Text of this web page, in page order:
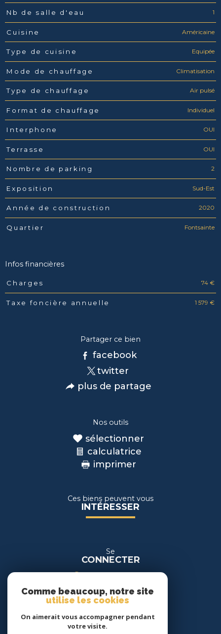
Nb de salle d'eau 1
Cuisine Américaine
Type de cuisine Equipée
Mode de chauffage Climatisation
Type de chauffage Air pulsé
Format de chauffage Individuel
Interphone OUI
Terrasse OUI
Nombre de parking 2
Exposition Sud-Est
Année de construction 2020
Quartier Fontsainte
Infos financières
Caractéristiques
Charges 74 €
Taxe foncière annuelle 1 579 €
Partager ce bien
facebook
twitter
plus de partage
Nos outils
sélectionner
calculatrice
imprimer
Ces biens peuvent vous
INTÉRESSER
Se
CONNECTER
espace location
Nous
SUIVRE
Comme beaucoup, notre site
utilise les cookies
On aimerait vous accompagner pendant
votre visite.